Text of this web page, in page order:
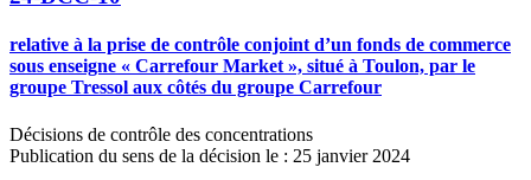
relative à la prise de contrôle conjoint d’un fonds de commerce
sous enseigne « Carrefour Market », situé à Toulon, par le
groupe Tressol aux côtés du groupe Carrefour
Décisions de contrôle des concentrations
Publication du sens de la décision le : 25 janvier 2024